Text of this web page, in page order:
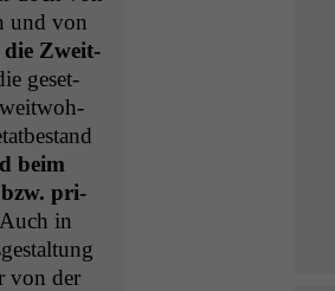
und von
Zweit­
geset­
beim
bzw. pri­
in
von der